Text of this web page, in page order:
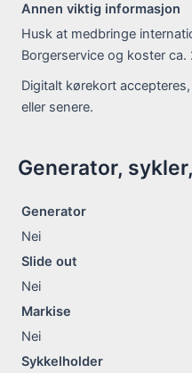
Annen viktig informasjon
Husk at medbringe
Borgerservice og koster ca.
Digitalt kørekort
eller senere.
Generator,
Generator
Nei
Slide out
Nei
Markise
Nei
Sykkelholder